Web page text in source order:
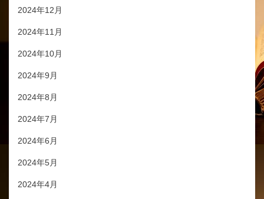
2024年12月
2024年11月
2024年10月
2024年9月
2024年8月
2024年7月
2024年6月
2024年5月
2024年4月